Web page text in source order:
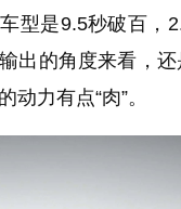
型是9.5秒破百，
出的角度来看，
动力有点“肉”。